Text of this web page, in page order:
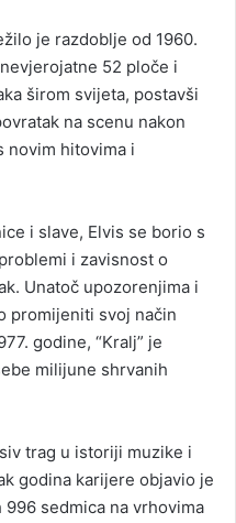
je razdoblje od 1960.
52 ploče i
širom svijeta, postavši
na scenu nakon
novim hitovima i
i slave, Elvis se borio s
i zavisnost o
Unatoč upozorenjima i
promijeniti svoj način
godine, “Kralj” je
milijune shrvanih
trag u istoriji muzike i
godina karijere objavio je
sedmica na vrhovima